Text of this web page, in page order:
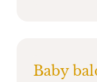
Baby